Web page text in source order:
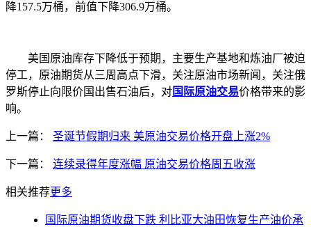
降157.5万桶，前值下降306.9万桶。
美国原油库存下降低于预期，主要生产基地和炼油厂被迫
停工，原油期货从三周高点下滑，关注原油市场新闻，关注俄
罗斯停止向限价国出售石油后，对国际原油交易价格带来的影
响。
上一篇： 圣诞节假期归来 美原油交易价格开盘上涨2%
下一篇： 连续录得年度涨幅 原油交易价格周五收涨
相关推荐更多
国际原油期货收盘下跌 利比亚大油田恢复生产油价承